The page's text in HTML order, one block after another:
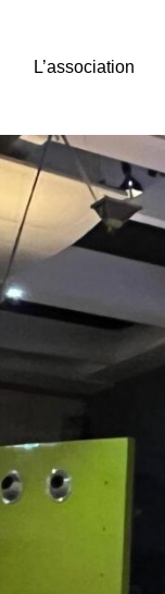
L’association